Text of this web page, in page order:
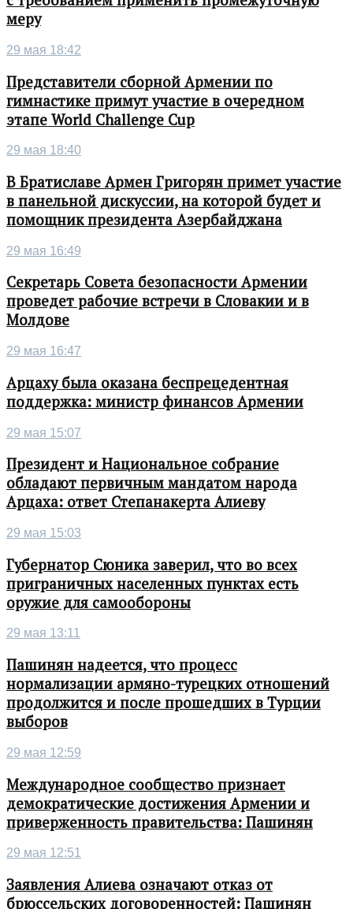
меру
29 мая 18:42
Представители сборной Армении по
гимнастике примут участие в очередном
этапе World Challenge Cup
29 мая 18:40
В Братиславе Армен Григорян примет участие
в панельной дискуссии, на которой будет и
помощник президента Азербайджана
29 мая 16:49
Секретарь Совета безопасности Армении
проведет рабочие встречи в Словакии и в
Молдове
29 мая 16:47
Арцаху была оказана беспрецедентная
поддержка: министр финансов Армении
29 мая 15:07
Президент и Национальное собрание
обладают первичным мандатом народа
Арцаха: ответ Степанакерта Алиеву
29 мая 15:03
Губернатор Сюника заверил, что во всех
приграничных населенных пунктах есть
оружие для самообороны
29 мая 13:11
Пашинян надеется, что процесс
нормализации армяно-турецких отношений
продолжится и после прошедших в Турции
выборов
29 мая 12:59
Международное сообщество признает
демократические достижения Армении и
приверженность правительства: Пашинян
29 мая 12:51
Заявления Алиева означают отказ от
брюссельских договоренностей: Пашинян